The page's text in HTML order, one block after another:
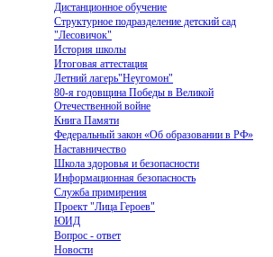
Дистанционное обучение
Структурное подразделение детский сад
"Лесовичок"
История школы
Итоговая аттестация
Летний лагерь"Неугомон"
80-я годовщина Победы в Великой
Отечественной войне
Книга Памяти
Федеральный закон «Об образовании в РФ»
Наставничество
Школа здоровья и безопасности
Информационная безопасность
Служба примирения
Проект "Лица Героев"
ЮИД
Вопрос - ответ
Новости